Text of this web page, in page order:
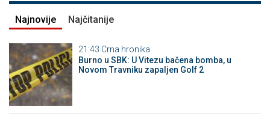
Najnovije Najčitanije
21:43 Crna hronika
Burno u SBK: U Vitezu bačena bomba, u
Novom Travniku zapaljen Golf 2